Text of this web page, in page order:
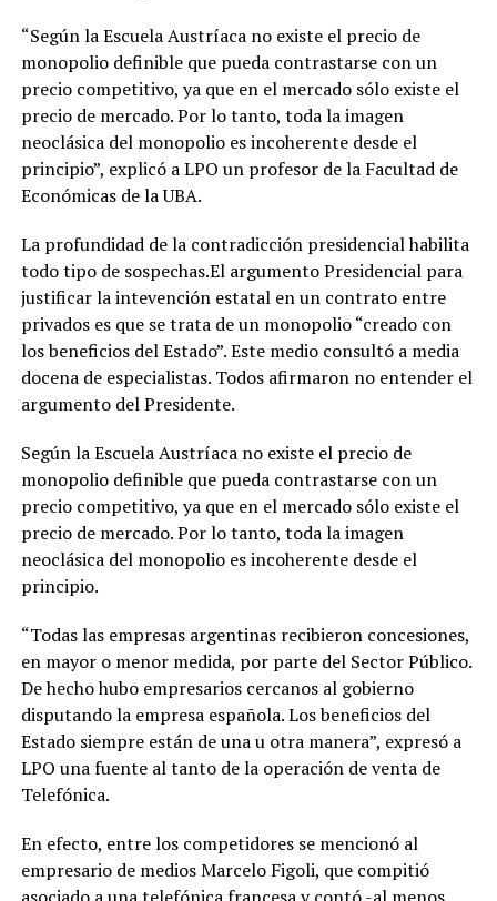
“Según la Escuela Austríaca no existe el precio de
monopolio definible que pueda contrastarse con un
precio competitivo, ya que en el mercado sólo existe el
precio de mercado. Por lo tanto, toda la imagen
neoclásica del monopolio es incoherente desde el
principio”, explicó a LPO un profesor de la Facultad de
Económicas de la UBA.
La profundidad de la contradicción presidencial habilita
todo tipo de sospechas.El argumento Presidencial para
justificar la intevención estatal en un contrato entre
privados es que se trata de un monopolio “creado con
los beneficios del Estado”. Este medio consultó a media
docena de especialistas. Todos afirmaron no entender el
argumento del Presidente.
Según la Escuela Austríaca no existe el precio de
monopolio definible que pueda contrastarse con un
precio competitivo, ya que en el mercado sólo existe el
precio de mercado. Por lo tanto, toda la imagen
neoclásica del monopolio es incoherente desde el
principio.
“Todas las empresas argentinas recibieron concesiones,
en mayor o menor medida, por parte del Sector Público.
De hecho hubo empresarios cercanos al gobierno
disputando la empresa española. Los beneficios del
Estado siempre están de una u otra manera”, expresó a
LPO una fuente al tanto de la operación de venta de
Telefónica.
En efecto, entre los competidores se mencionó al
empresario de medios Marcelo Figoli, que compitió